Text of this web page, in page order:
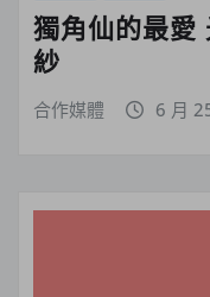
獨角仙的最愛
紗
合作媒體 6 月